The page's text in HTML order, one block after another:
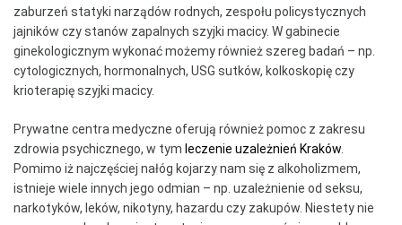
zaburzeń statyki narządów rodnych, zespołu policystycznych
jajników czy stanów zapalnych szyjki macicy. W gabinecie
ginekologicznym wykonać możemy również szereg badań – np.
cytologicznych, hormonalnych, USG sutków, kolkoskopię czy
krioterapię szyjki macicy.
Prywatne centra medyczne oferują również pomoc z zakresu
zdrowia psychicznego, w tym leczenie uzależnień Kraków
Pomimo iż najczęściej nałóg kojarzy nam się z alkoholizmem,
istnieje wiele innych jego odmian – np. uzależnienie od seksu,
narkotyków, leków, nikotyny, hazardu czy zakupów. Niestety nie